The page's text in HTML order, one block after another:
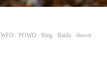
WFO POWO Bing Baidu duocet